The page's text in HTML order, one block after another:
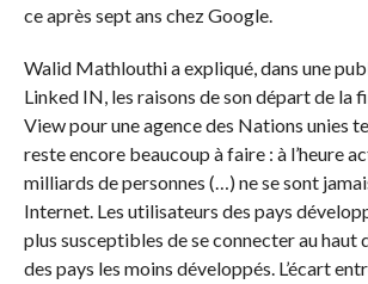
ce après sept ans chez Google.
Walid Mathlouthi a expliqué, dans une
Linked IN, les raisons de son départ de la
View pour une agence des Nations unies
reste encore beaucoup à faire : à l’heure
milliards de personnes (…) ne se sont
Internet. Les utilisateurs des pays
plus susceptibles de se connecter au haut
des pays les moins développés. L’écart